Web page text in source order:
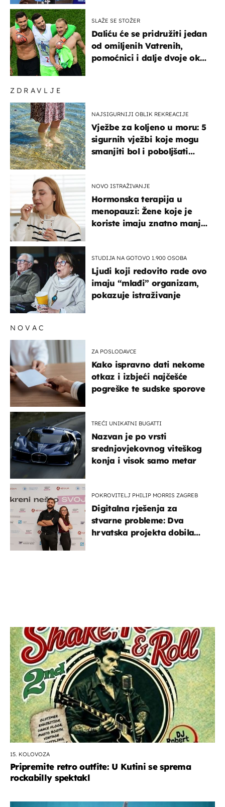
ZDRAVLJE
NAJSIGURNIJI OBLIK REKREACIJE
Vježbe za koljeno u moru: 5
sigurnih vježbi koje mogu
smanjiti bol i poboljšati
NOVO ISTRAŽIVANJE
Hormonska terapija u
menopauzi: Žene koje je
koriste imaju znatno manji
STUDIJA NA GOTOVO 1.900 OSOBA
Ljudi koji redovito rade ovo
imaju “mlađi” organizam,
pokazuje istraživanje
SLAŽE SE STOŽER
Daliću će se pridružiti jedan
od omiljenih Vatrenih,
pomoćnici i dalje dvoje oko
NOVAC
ZA POSLODAVCE
Kako ispravno dati nekome
otkaz i izbjeći najčešće
pogreške te sudske sporove
TREĆI UNIKATNI BUGATTI
Nazvan je po vrsti
srednjovjekovnog viteškog
konja i visok samo metar
POKROVITELJ PHILIP MORRIS ZAGREB
Digitalna rješenja za
stvarne probleme: Dva
hrvatska projekta dobila
15. KOLOVOZA
Pripremite retro outfite: U Kutini se sprema
rockabilly spektakl